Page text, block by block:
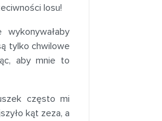
losu!
tylko chwilowe
aby mnie to
często mi
kąt zeza, a